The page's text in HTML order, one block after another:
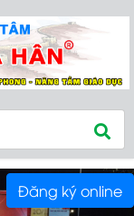
Đăng ký online